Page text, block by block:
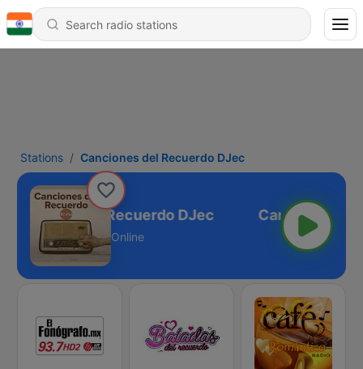
Stations Canciones del Recuerdo DJec
del Recuerdo DJec
Online